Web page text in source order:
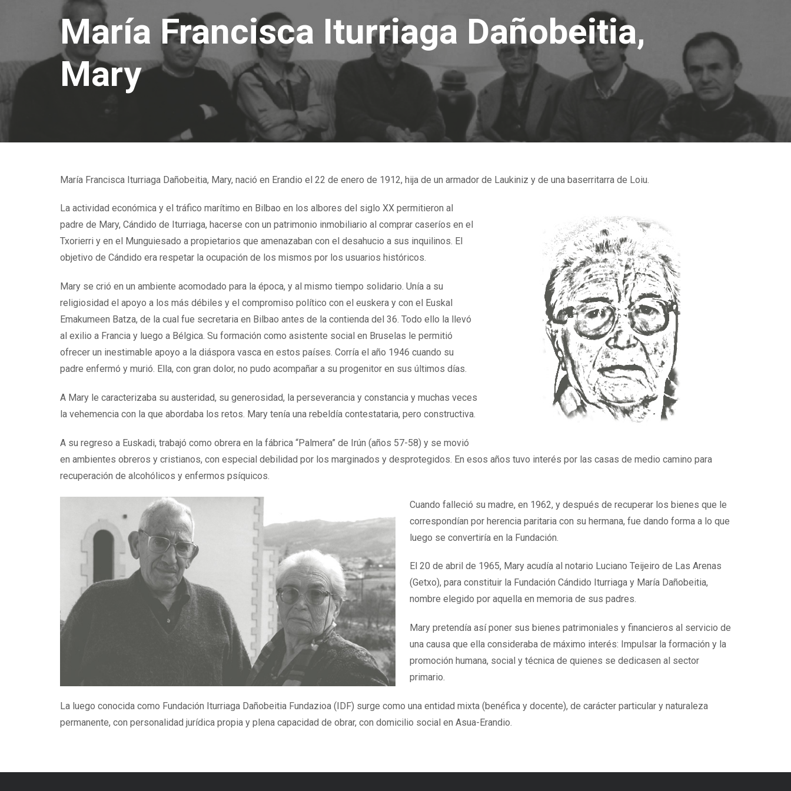
María Francisca Iturriaga Dañobeitia,
Mary
María Francisca Iturriaga Dañobeitia, Mary, nació en Erandio el 22 de enero de 1912, hija de un armador de Laukiniz y de una baserritarra de Loiu.
La actividad económica y el tráfico marítimo en Bilbao en los albores del siglo XX permitieron al
padre de Mary, Cándido de Iturriaga, hacerse con un patrimonio inmobiliario al comprar caseríos en el
Txorierri y en el Munguiesado a propietarios que amenazaban con el desahucio a sus inquilinos. El
objetivo de Cándido era respetar la ocupación de los mismos por los usuarios históricos.
Mary se crió en un ambiente acomodado para la época, y al mismo tiempo solidario. Unía a su
religiosidad el apoyo a los más débiles y el compromiso político con el euskera y con el Euskal
Emakumeen Batza, de la cual fue secretaria en Bilbao antes de la contienda del 36. Todo ello la llevó
al exilio a Francia y luego a Bélgica. Su formación como asistente social en Bruselas le permitió
ofrecer un inestimable apoyo a la diáspora vasca en estos países. Corría el año 1946 cuando su
padre enfermó y murió. Ella, con gran dolor, no pudo acompañar a su progenitor en sus últimos días.
A Mary le caracterizaba su austeridad, su generosidad, la perseverancia y constancia y muchas veces
la vehemencia con la que abordaba los retos. Mary tenía una rebeldía contestataria, pero constructiva.
A su regreso a Euskadi, trabajó como obrera en la fábrica “Palmera” de Irún (años 57-58) y se movió
en ambientes obreros y cristianos, con especial debilidad por los marginados y desprotegidos. En esos años tuvo interés por las casas de medio camino para
recuperación de alcohólicos y enfermos psíquicos.
Cuando falleció su madre, en 1962, y después de recuperar los bienes que le
correspondían por herencia paritaria con su hermana, fue dando forma a lo que
luego se convertiría en la Fundación.
El 20 de abril de 1965, Mary acudía al notario Luciano Teijeiro de Las Arenas
(Getxo), para constituir la Fundación Cándido Iturriaga y María Dañobeitia,
nombre elegido por aquella en memoria de sus padres.
Mary pretendía así poner sus bienes patrimoniales y financieros al servicio de
una causa que ella consideraba de máximo interés: Impulsar la formación y la
promoción humana, social y técnica de quienes se dedicasen al sector
primario.
La luego conocida como Fundación Iturriaga Dañobeitia Fundazioa (IDF) surge como una entidad mixta (benéfica y docente), de carácter particular y naturaleza
permanente, con personalidad jurídica propia y plena capacidad de obrar, con domicilio social en Asua-Erandio.